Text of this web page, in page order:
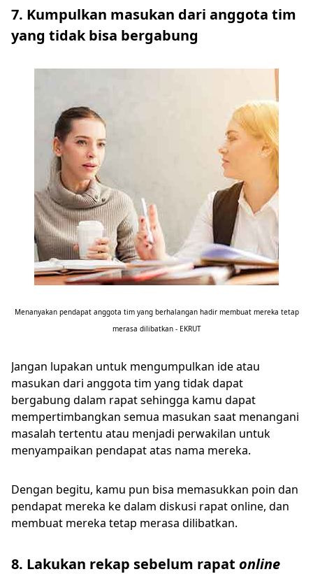
7. Kumpulkan masukan dari anggota tim
yang tidak bisa bergabung
Menanyakan pendapat anggota tim yang berhalangan hadir membuat mereka tetap
merasa dilibatkan - EKRUT
Jangan lupakan untuk mengumpulkan ide atau
masukan dari anggota tim yang tidak dapat
bergabung dalam rapat sehingga kamu dapat
mempertimbangkan semua masukan saat menangani
masalah tertentu atau menjadi perwakilan untuk
menyampaikan pendapat atas nama mereka.
Dengan begitu, kamu pun bisa memasukkan poin dan
pendapat mereka ke dalam diskusi rapat online, dan
membuat mereka tetap merasa dilibatkan.
8. Lakukan rekap sebelum rapat online